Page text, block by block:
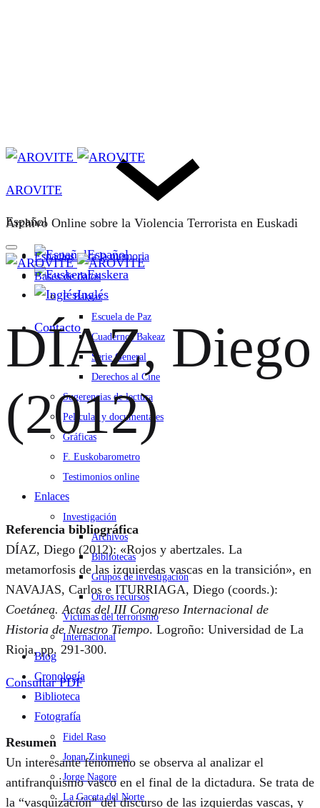
Español
Español
Euskera
Inglés
Contacto
AROVITE
Archivo Online sobre la Violencia Terrorista en Euskadi
Espacios para la memoria
Bases de datos
F. Bakeaz
Escuela de Paz
Cuadernos Bakeaz
Serie General
Derechos al Cine
Sugerencias de lectura
Películas y documentales
Gráficas
F. Euskobarometro
Testimonios online
Enlaces
Investigación
Archivos
Bibliotecas
Grupos de investigación
Otros recursos
Víctimas del terrorismo
Internacional
Blog
Cronología
Biblioteca
Fotografía
Fidel Raso
Jonan Zinkunegi
Jorge Nagore
La Gaceta del Norte
DÍAZ, Diego
(2012)
Referencia bibliográfica
DÍAZ, Diego (2012): «Rojos y abertzales. La
metamorfosis de las izquierdas vascas en la transición», en
NAVAJAS, Carlos e ITURRIAGA, Diego (coords.):
Coetánea. Actas del III Congreso Internacional de
Historia de Nuestro Tiempo. Logroño: Universidad de La
Rioja, pp. 291-300.
Consultar PDF
Resumen
Un interesante fenómeno se observa al analizar el
antifranquismo vasco en el final de la dictadura. Se trata de
la “vasquización” del discurso de las izquierdas vascas, y